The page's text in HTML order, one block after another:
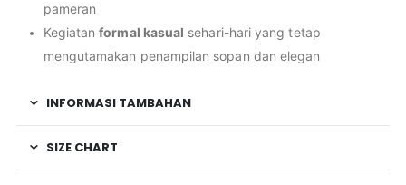
pameran
Kegiatanformal kasual sehari-hari yang tetap
mengutamakan penampilan sopan dan elegan
INFORMASI TAMBAHAN
SIZE CHART